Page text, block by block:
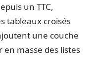
un TTC,
tableaux croisés
une couche
en masse des listes